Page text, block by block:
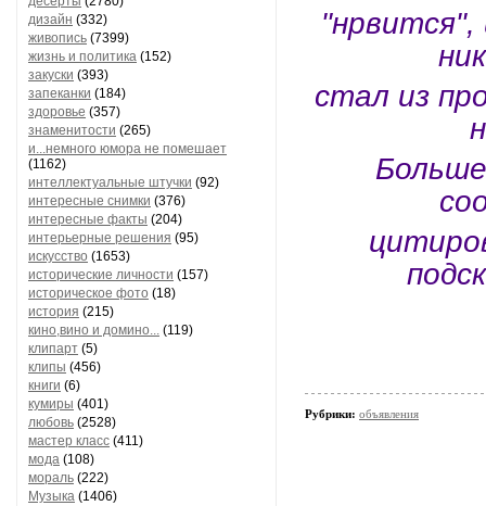
дизайн (332)
живопись (7399)
жизнь и политика (152)
закуски (393)
запеканки (184)
здоровье (357)
знаменитости (265)
и...немного юмора не помешает
(1162)
интеллектуальные штучки (92)
интересные снимки (376)
интересные факты (204)
интерьерные решения (95)
искусство (1653)
исторические личности (157)
историческое фото (18)
история (215)
кино,вино и домино... (119)
клипарт (5)
клипы (456)
книги (6)
кумиры (401)
любовь (2528)
мастер класс (411)
мода (108)
мораль (222)
Музыка (1406)
"нрвится",
стал из
Рубрики: объявления